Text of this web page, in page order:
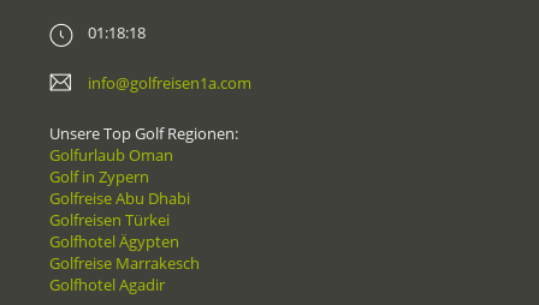
01:18:18
info@golfreisen1a.com
Unsere Top Golf Regionen:
Golfurlaub Oman
Golf in Zypern
Golfreise Abu Dhabi
Golfreisen Türkei
Golfhotel Ägypten
Golfreise Marrakesch
Golfhotel Agadir